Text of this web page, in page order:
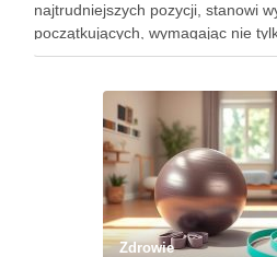
najtrudniejszych pozycji, stanowi
początkujących, wymagając nie
precyzyjnego ustawienia ciała.
Zdrowie